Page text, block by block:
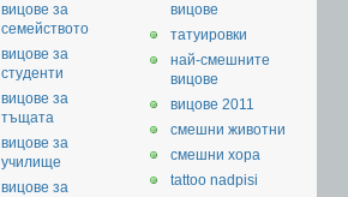
вицове
татуировки
най-смешните
вицове
вицове 2011
смешни животни
смешни хора
tattoo nadpisi
вицове за
семейството
вицове за
студенти
вицове за
тъщата
вицове за
училище
вицове за